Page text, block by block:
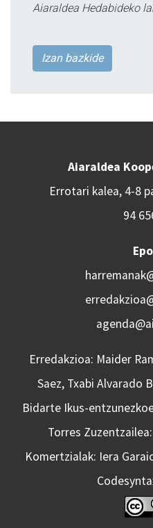
Aiaraldea Hedabideko
Izan bazkide
Aiaraldea
Errotari kalea, 4-8
94
Erredakzioa: Maider
Saez, Txabi Alvarado
Bidarte Ikus-
Torres
Komertzialak: Iera